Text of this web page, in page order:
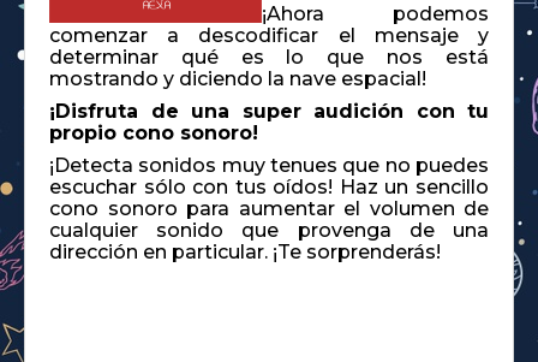
¡Ahora podemos
comenzar a descodificar el mensaje y
determinar qué es lo que nos está
mostrando y diciendo la nave espacial!
¡Disfruta de una super audición con tu
propio cono sonoro!
¡Detecta sonidos muy tenues que no puedes
escuchar sólo con tus oídos! Haz un sencillo
cono sonoro para aumentar el volumen de
cualquier sonido que provenga de una
dirección en particular. ¡Te sorprenderás!